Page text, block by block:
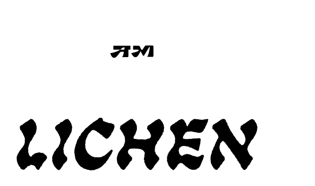
Lichen